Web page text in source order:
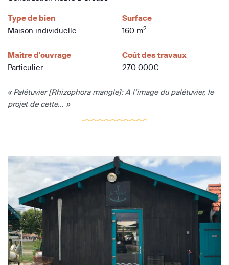
Type de bien
Maison individuelle
Surface
160 m2
Maître d'ouvrage
Particulier
Coût des travaux
270 000€
« Palétuvier [Rhizophora mangle]: A l’image du palétuvier, le
projet de cette... »